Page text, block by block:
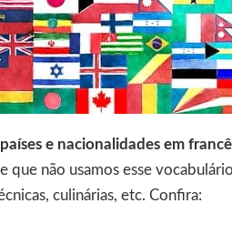
países e nacionalidades em
não usamos esse
culinárias, etc. Confira: